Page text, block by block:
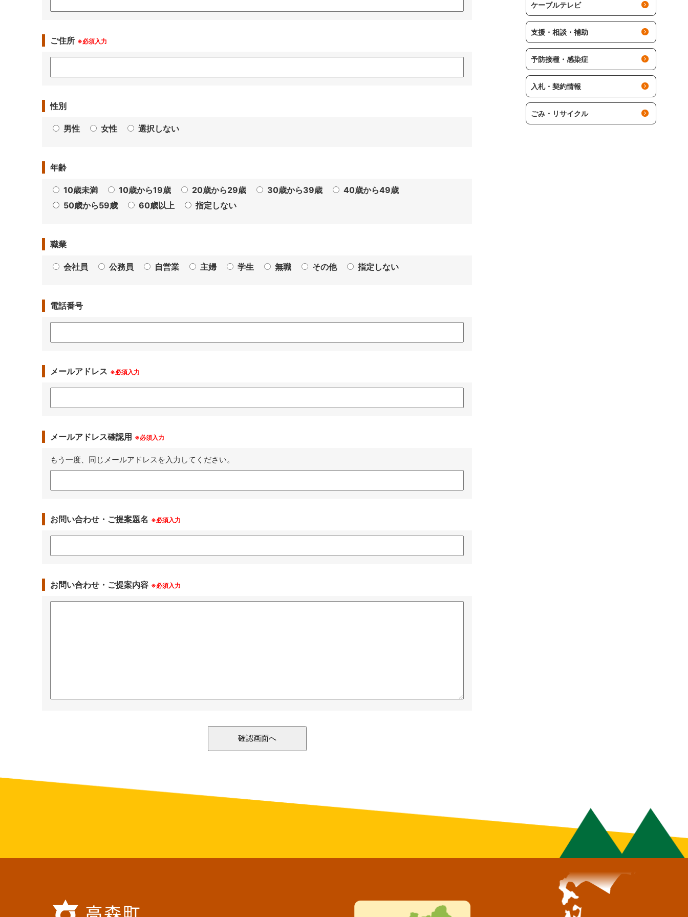
ご住所 ※必須入力
性別
男性 女性 選択しない
年齢
10歳未満 10歳から19歳 20歳から29歳 30歳から39歳
40歳から49歳
50歳から59歳
60歳以上 指定しない
職業
会社員 公務員 自営業 主婦 学生 無職 その他 指定しない
電話番号
メールアドレス ※必須入力
メールアドレス確認用 ※必須入力
もう一度、同じメールアドレスを入力してください。
お問い合わせ・ご提案題名 ※必須入力
お問い合わせ・ご提案内容 ※必須入力
ケーブルテレビ
支援・相談・補助
予防接種・感染症
入札・契約情報
ごみ・リサイクル